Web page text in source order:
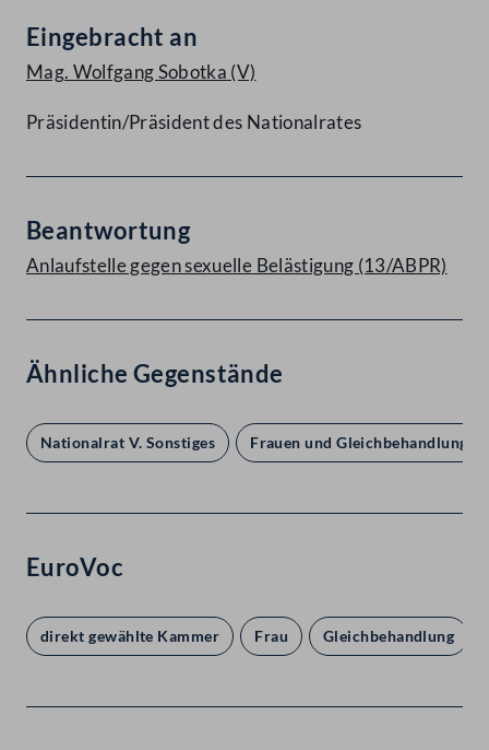
Eingebracht an
Mag. Wolfgang Sobotka (V)
Präsidentin/Präsident des Nationalrates
Beantwortung
Anlaufstelle gegen sexuelle Belästigung (13/ABPR)
Ähnliche Gegenstände
Nationalrat V. Sonstiges Frauen und Gleichbehandlung
EuroVoc
direkt gewählte Kammer Frau Gleichbehandlung